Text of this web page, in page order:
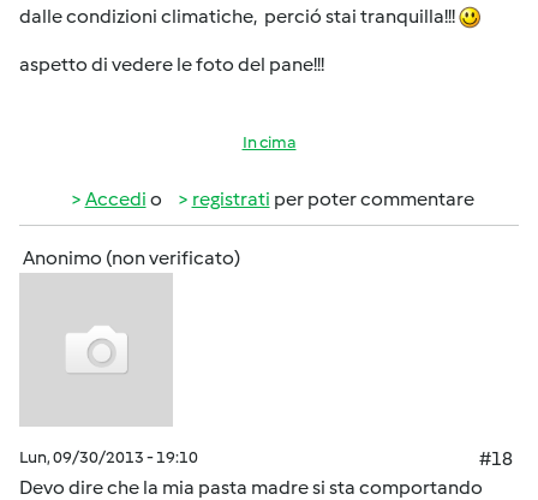
dalle condizioni climatiche, perció stai tranquilla!!!
aspetto di vedere le foto del pane!!!
In cima
Accedi o registrati per poter commentare
Anonimo (non verificato)
Lun, 09/30/2013 - 19:10
#18
Devo dire che la mia pasta madre si sta comportando